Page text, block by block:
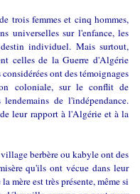
trois femmes et cinq hommes,
universelles sur l'enfance, les
individuel. Mais surtout,
celles de la Guerre d'Algérie
ont des témoignages
coloniale, sur le conflit de
de l'indépendance.
leur rapport à l'Algérie et à la
berbère ou kabyle ont des
qu'ils ont vécue dans leur
mère est très présente, même si